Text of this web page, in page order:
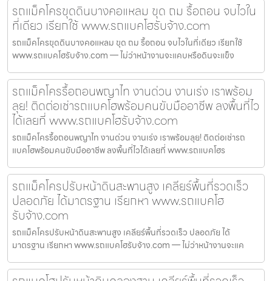
รถแม็คโครขุดดินบางคอแหลม ขุด ถม รื้อถอน จบไวใน
ที่เดียว เรียกใช้ www.รถแบคโฮรับจ้าง.com
รถแม็คโครขุดดินบางคอแหลม ขุด ถม รื้อถอน จบไวในที่เดียว เรียกใช้
www.รถแบคโฮรับจ้าง.com — ไม่ว่าหน้างานจะแคบหรือดินจะแข็ง
รถแม็คโครรื้อถอนพญาไท งานด่วน งานเร่ง เราพร้อม
ลุย! ติดต่อเช่ารถแบคโฮพร้อมคนขับมืออาชีพ ลงพื้นที่ไว
ได้เลยที่ www.รถแบคโฮรับจ้าง.com
รถแม็คโครรื้อถอนพญาไท งานด่วน งานเร่ง เราพร้อมลุย! ติดต่อเช่ารถ
แบคโฮพร้อมคนขับมืออาชีพ ลงพื้นที่ไวได้เลยที่ www.รถแบคโฮร
รถแม็คโครปรับหน้าดินสะพานสูง เคลียร์พื้นที่รวดเร็ว
ปลอดภัย ได้มาตรฐาน เรียกหา www.รถแบคโฮ
รับจ้าง.com
รถแม็คโครปรับหน้าดินสะพานสูง เคลียร์พื้นที่รวดเร็ว ปลอดภัย ได้
มาตรฐาน เรียกหา www.รถแบคโฮรับจ้าง.com — ไม่ว่าหน้างานจะแค